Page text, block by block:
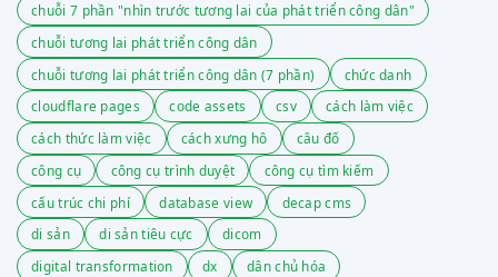
chuỗi 7 phần "nhìn trước tương lai của phát triển công dân"
chuỗi tương lai phát triển công dân
chuỗi tương lai phát triển công dân (7 phần)
chức danh
cloudflare pages
code assets csv
cách làm việc
cách thức làm việc
cách xưng hô
câu đố
công cụ
công cụ trình duyệt
công cụ tìm kiếm
cấu trúc chi phí
database view
decap cms
di sản
di sản tiêu cực
dicom
digital transformation
dx
dân chủ hóa